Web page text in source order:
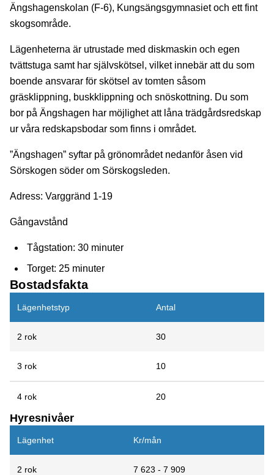
Ängshagenskolan (F-6), Kungsängsgymnasiet och ett fint
skogsområde.
Lägenheterna är utrustade med diskmaskin och egen
tvättstuga samt har självskötsel, vilket innebär att du som
boende ansvarar för skötsel av tomten såsom
gräsklippning, buskklippning och snöskottning. Du som
bor på Ängshagen har möjlighet att låna trädgårdsredskap
ur våra redskapsbodar som finns i området.
”Ängshagen” syftar på grönområdet nedanför åsen vid
Sörskogen söder om Sörskogsleden.
Adress: Varggränd 1-19
Gångavstånd
Tågstation: 30 minuter
Torget: 25 minuter
Bostadsfakta
Lägenhetstyp Antal
2 rok 30
3 rok 10
4 rok 20
Hyresnivåer
Lägenhet Kr/mån
2 rok 7 623 - 7 909